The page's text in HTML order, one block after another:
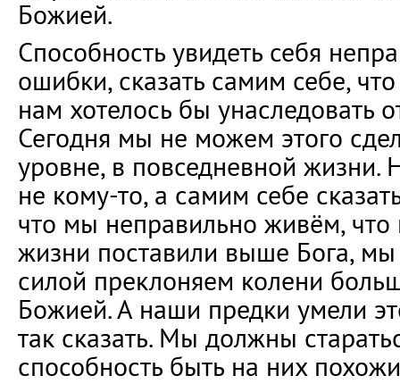
Божией.
Способность увидеть себя
ошибки, сказать самим себе,
нам хотелось бы унаследовать
Сегодня мы не можем этого
уровне, в повседневной жизни.
не кому-то, а самим себе
что мы неправильно живём,
жизни поставили выше Бога, мы
силой преклоняем колени
Божией. А наши предки умели
так сказать. Мы должны
способность быть на них